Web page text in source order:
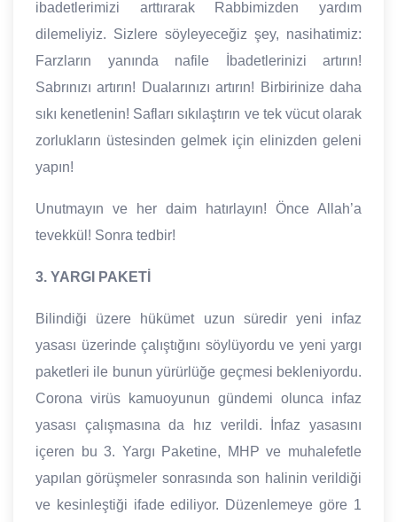
ibadetlerimizi arttırarak Rabbimizden yardım
dilemeliyiz. Sizlere söyleyeceğiz şey, nasihatimiz:
Farzların yanında nafile İbadetlerinizi artırın!
Sabrınızı artırın! Dualarınızı artırın! Birbirinize daha
sıkı kenetlenin! Safları sıkılaştırın ve tek vücut olarak
zorlukların üstesinden gelmek için elinizden geleni
yapın!
Unutmayın ve her daim hatırlayın! Önce Allah’a
tevekkül! Sonra tedbir!
3. YARGI PAKETİ
Bilindiği üzere hükümet uzun süredir yeni infaz
yasası üzerinde çalıştığını söylüyordu ve yeni yargı
paketleri ile bunun yürürlüğe geçmesi bekleniyordu.
Corona virüs kamuoyunun gündemi olunca infaz
yasası çalışmasına da hız verildi. İnfaz yasasını
içeren bu 3. Yargı Paketine, MHP ve muhalefetle
yapılan görüşmeler sonrasında son halinin verildiği
ve kesinleştiği ifade ediliyor. Düzenlemeye göre 1